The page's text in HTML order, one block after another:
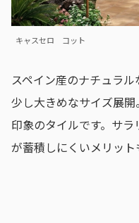
キャスセロ コット
スペイン産のナチュラ
少し大きめなサイズ展
印象のタイルです。サ
が蓄積しにくいメリット